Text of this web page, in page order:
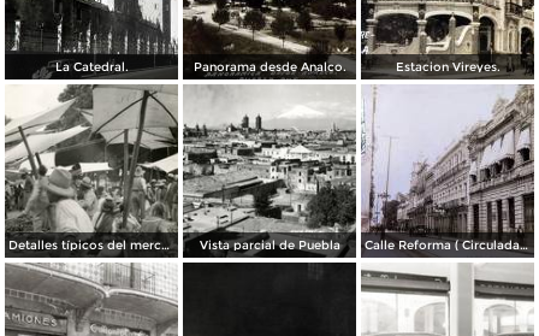
La Catedral. Panorama desde Analco. Estacion Vireyes.
Detalles típicos del mercado Vista parcial de Puebla Calle Reforma ( Circulada el 15 de Marzo de 1933 ).